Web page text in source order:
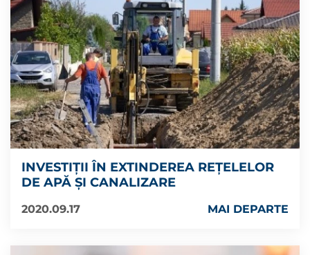
INVESTIȚII ÎN EXTINDEREA REȚELELOR
DE APĂ ȘI CANALIZARE
2020.09.17 MAI DEPARTE